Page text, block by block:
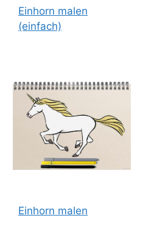
Einhorn malen
(einfach)
Einhorn malen